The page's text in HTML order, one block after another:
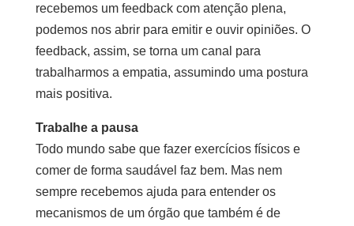
recebemos um feedback com atenção plena,
podemos nos abrir para emitir e ouvir opiniões. O
feedback, assim, se torna um canal para
trabalharmos a empatia, assumindo uma postura
mais positiva.
Trabalhe a pausa
Todo mundo sabe que fazer exercícios físicos e
comer de forma saudável faz bem. Mas nem
sempre recebemos ajuda para entender os
mecanismos de um órgão que também é de